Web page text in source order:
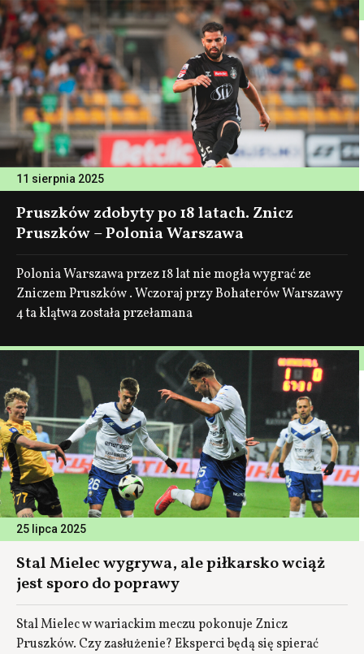
11 sierpnia 2025
Pruszków zdobyty po 18 latach. Znicz
Pruszków – Polonia Warszawa
Polonia Warszawa przez 18 lat nie mogła wygrać ze
Zniczem Pruszków . Wczoraj przy Bohaterów Warszawy
4 ta klątwa została przełamana
25 lipca 2025
Stal Mielec wygrywa, ale piłkarsko wciąż
jest sporo do poprawy
Stal Mielec w wariackim meczu pokonuje Znicz
Pruszków. Czy zasłużenie? Eksperci będą się spierać